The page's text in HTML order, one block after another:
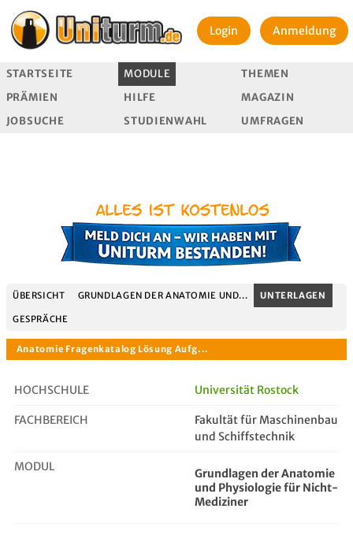
Login Anmeldung
STARTSEITE MODULE
THEMEN
PRÄMIEN
HILFE
MAGAZIN
JOBSUCHE
STUDIENWAHL UMFRAGEN
ÜBERSICHT GRUNDLAGEN DER ANATOMIE UND... UNTERLAGEN
GESPRÄCHE
Anatomie Fragenkatalog Lösung Aufg...
HOCHSCHULE Universität Rostock
FACHBEREICH
Fakultät für Maschinenbau
und Schiffstechnik
MODUL
Grundlagen der Anatomie
und Physiologie für Nicht-
Mediziner